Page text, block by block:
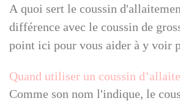
A quoi sert le coussin
différence avec le coussin de
point ici pour vous aider à y voir
Quand utiliser un coussin
Comme son nom l'indique, le